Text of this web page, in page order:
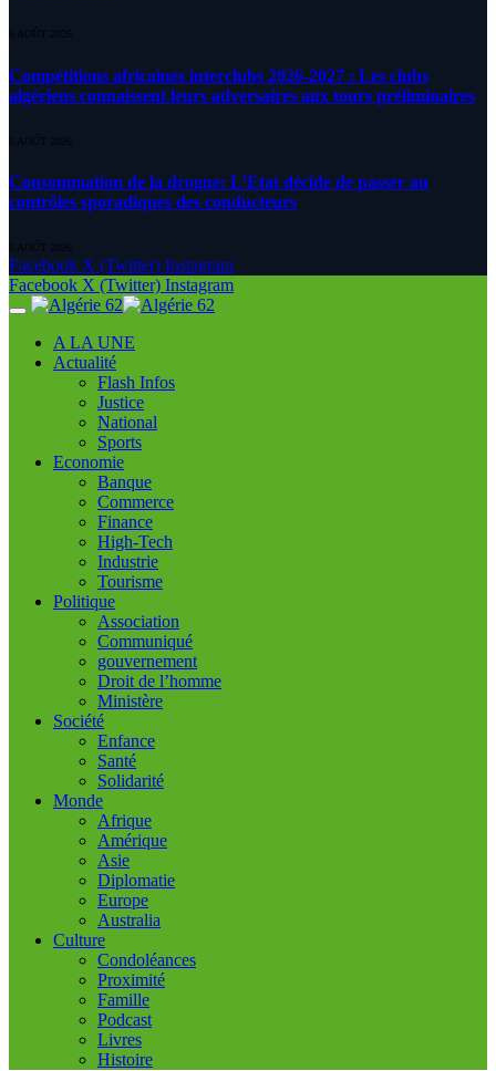
6 AOÛT 2026
Compétitions africaines interclubs 2026-2027 : Les clubs
algériens connaissent leurs adversaires aux tours préliminaires
6 AOÛT 2026
Consommation de la drogue: L’Etat décide de passer au
contrôles sporadiques des conducteurs
6 AOÛT 2026
Facebook X (Twitter) Instagram
Facebook X (Twitter) Instagram
A LA UNE
Actualité
Flash Infos
Justice
National
Sports
Economie
Banque
Commerce
Finance
High-Tech
Industrie
Tourisme
Politique
Association
Communiqué
gouvernement
Droit de l’homme
Ministère
Société
Enfance
Santé
Solidarité
Monde
Afrique
Amérique
Asie
Diplomatie
Europe
Australia
Culture
Condoléances
Proximité
Famille
Podcast
Livres
Histoire